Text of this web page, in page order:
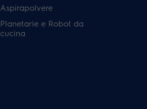
Aspirapolvere
Planetarie e Robot da
cucina